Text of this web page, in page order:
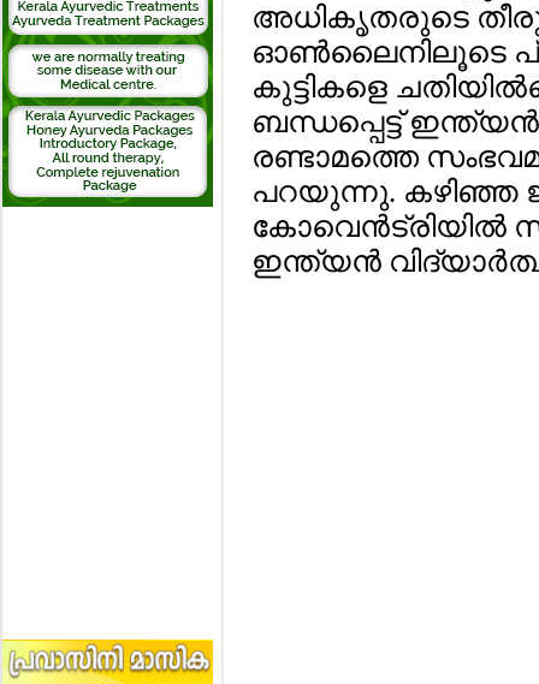
അധികൃതരുടെ
ഓണ്‍ലൈനിലൂടെ
കുട്ടികളെ
ബന്ധപ്പെട്ട്
രണ്ടാമത്തെ
പറയുന്നു. കഴിഞ്ഞ
കോവെന്‍ട്രിയില്‍
ഇന്ത്യന്‍